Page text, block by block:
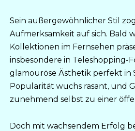
Sein außergewöhnlicher Stil
Aufmerksamkeit auf sich. Bald
Kollektionen im Fernsehen
insbesondere in Teleshopping-
glamouröse Ästhetik perfekt in
Popularität wuchs rasant, und
zunehmend selbst zu einer
Doch mit wachsendem Erfolg